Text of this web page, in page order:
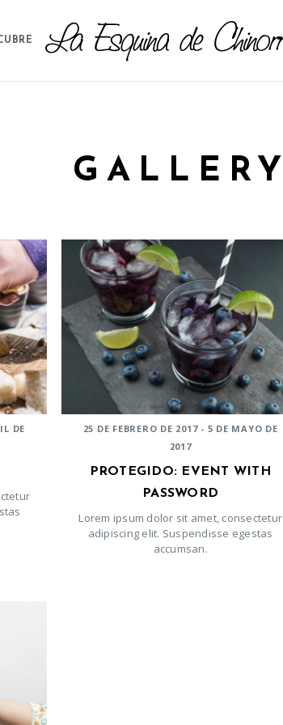
GALLERY
DE
25 DE FEBRERO DE 2017 - 5 DE MAYO DE
2017
PROTEGIDO: EVENT WITH
PASSWORD
Lorem ipsum dolor sit amet, consectetur
adipiscing elit. Suspendisse egestas
accumsan.